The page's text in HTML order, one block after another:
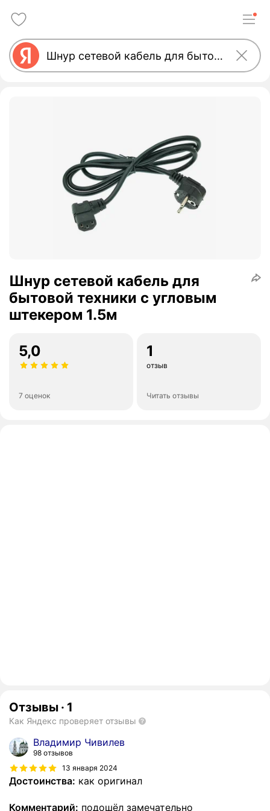
Шнур сетевой кабель для
бытовой техники с угловым
штекером 1.5м
5,0
7 оценок
1
отзыв
Читать отзывы
Отзывы · 1
Как Яндекс проверяет отзывы
Владимир Чивилев
98 отзывов
13 января 2024
Достоинства: как оригинал
Комментарий: подошёл замечательно